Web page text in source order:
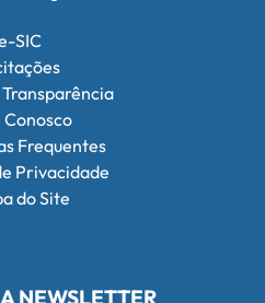
SIC
Conosco
Frequentes
Privacidade
do Site
NEWSLETTER